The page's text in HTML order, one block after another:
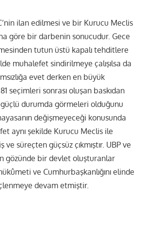
ilan edilmesi ve bir Kurucu Meclis
göre bir darbenin sonucudur. Gece
tutun üstü kapalı tehditlere
muhalefet sindirilmeye çalışılsa da
evet derken en büyük
seçimleri sonrası oluşan baskıdan
durumda görmeleri olduğunu
değişmeyeceği konusunda
aynı şekilde Kurucu Meclis ile
süreçten güçsüz çıkmıştır. UBP ve
gözünde bir devlet oluşturanlar
ve Cumhurbaşkanlığını elinde
devam etmiştir.